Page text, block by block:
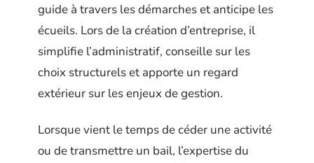
guide à travers les démarches et anticipe les
écueils. Lors de la création d’entreprise, il
simplifie l’administratif, conseille sur les
choix structurels et apporte un regard
extérieur sur les enjeux de gestion.
Lorsque vient le temps de céder une activité
ou de transmettre un bail, l’expertise du